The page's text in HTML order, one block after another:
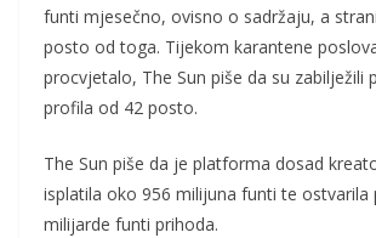
funti mjesečno, ovisno o sadržaju, a
posto od toga. Tijekom karantene
procvjetalo, The Sun piše da su zabilježili
profila od 42 posto.
The Sun piše da je platforma dosad
isplatila oko 956 milijuna funti te ostvarila
milijarde funti prihoda.